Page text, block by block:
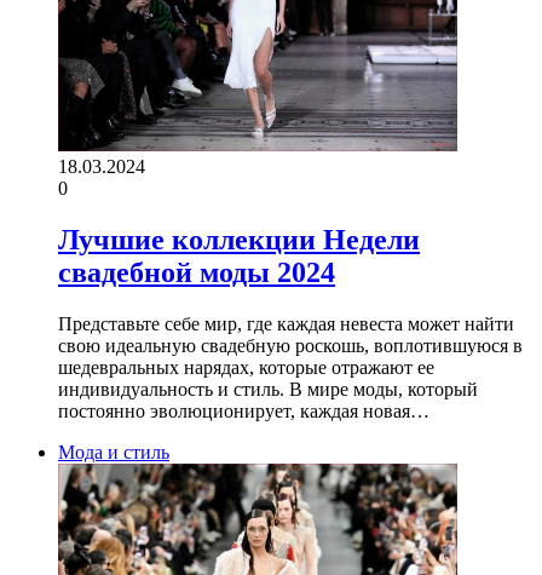
18.03.2024
0
Лучшие коллекции Недели
свадебной моды 2024
Представьте себе мир, где каждая невеста может найти
свою идеальную свадебную роскошь, воплотившуюся в
шедевральных нарядах, которые отражают ее
индивидуальность и стиль. В мире моды, который
постоянно эволюционирует, каждая новая…
Мода и стиль